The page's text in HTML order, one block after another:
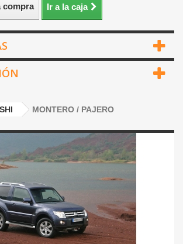
compra Ir a la caja
MONTERO / PAJERO